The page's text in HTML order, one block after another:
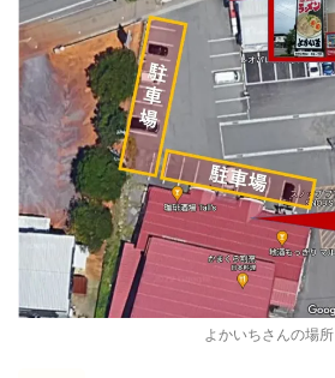
よかいちさんの場所